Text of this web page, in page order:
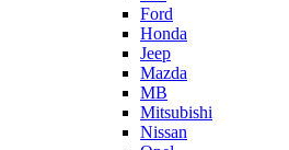
Ford
Honda
Jeep
Mazda
MB
Mitsubishi
Nissan